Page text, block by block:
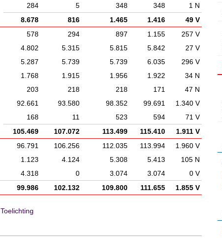
284 5 348 348
1 N
8.678 816 1.465 1.416
49 V
578 294 897 1.155
257 V
4.802 5.315 5.815 5.842
27 V
5.287 5.739 5.739 6.035
296 V
1.768 1.915 1.956 1.922
34 N
203 218 218 171
47 N
92.661 93.580 98.352 99.691
1.340 V
168 11 523 594
71 V
105.469 107.072 113.499 115.410
1.911 V
96.791 106.256 112.035 113.994
1.960 V
1.123 4.124 5.308 5.413
105 N
4.318 0 3.074 3.074
0 V
99.986 102.132 109.800 111.655 1.855 V
Toelichting